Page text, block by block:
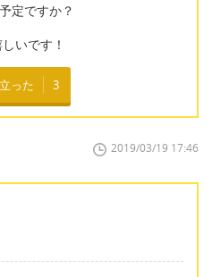
定ですか？
いです！
った 3
2019/03/19 17:46